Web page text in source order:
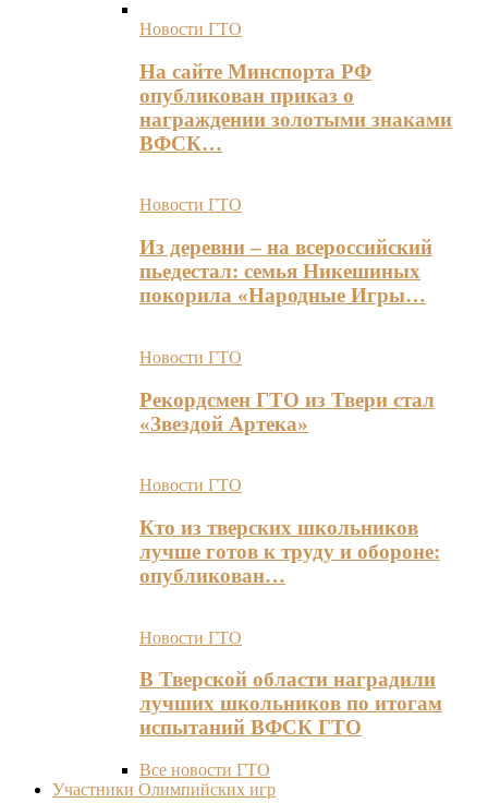
Новости ГТО
На сайте Минспорта РФ
опубликован приказ о
награждении золотыми знаками
ВФСК…
Новости ГТО
Из деревни – на всероссийский
пьедестал: семья Никешиных
покорила «Народные Игры…
Новости ГТО
Рекордсмен ГТО из Твери стал
«Звездой Артека»
Новости ГТО
Кто из тверских школьников
лучше готов к труду и обороне:
опубликован…
Новости ГТО
В Тверской области наградили
лучших школьников по итогам
испытаний ВФСК ГТО
Все новости ГТО
Участники Олимпийских игр